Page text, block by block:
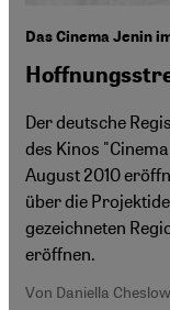
Das Cinema Jenin
Der deutsche
des Kinos
August 2010
über die
gezeichneten
eröffnen.
Von Daniella Cheslow